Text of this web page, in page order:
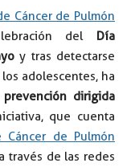
Cáncer de Pulmón
del Día
y tras detectarse
adolescentes, ha
prevención dirigida
que cuenta
Cáncer de Pulmón
través de las redes